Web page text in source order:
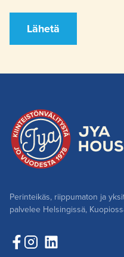
Lähetä
Perinteikäs, riippumaton ja
palvelee Helsingissä,